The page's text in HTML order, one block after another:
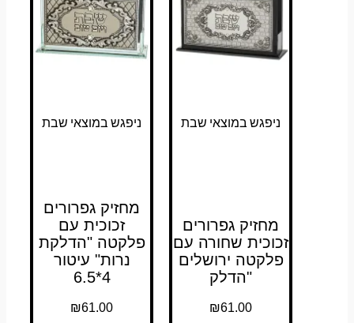
ניפגש במוצאי שבת
מחזיק גפרורים
זכוכית שחורה עם
פלקטה ירושלים
"הדלק
₪61.00
ניפגש במוצאי שבת
מחזיק גפרורים
זכוכית עם
פלקטה "הדלקת
נרות" עיטור
₪61.00